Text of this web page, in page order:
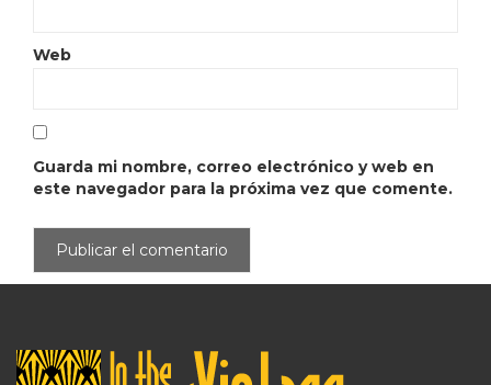
Web
Guarda mi nombre, correo electrónico y web en
este navegador para la próxima vez que comente.